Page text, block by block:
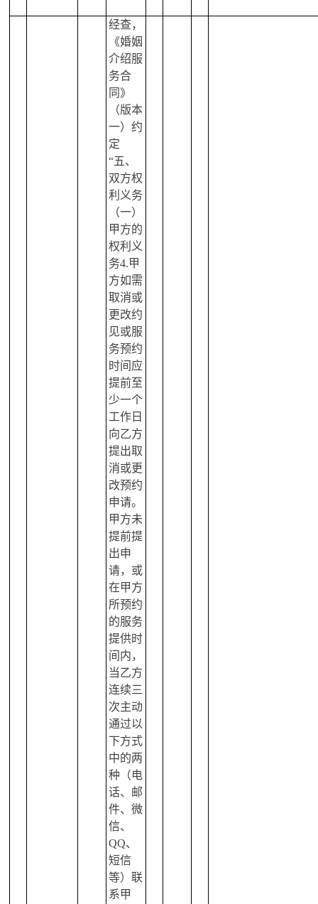
经查，
《婚姻
介绍服
务合
同》
（版本
一）约
定
“五、
双方权
利义务
（一）
甲方的
权利义
务4.甲
方如需
取消或
更改约
见或服
务预约
时间应
提前至
少一个
工作日
向乙方
提出取
消或更
改预约
申请。
甲方未
提前提
出申
请，或
在甲方
所预约
的服务
提供时
间内，
当乙方
连续三
次主动
通过以
下方式
中的两
种（电
话、邮
件、微
信、
QQ、
短信
等）联
系甲